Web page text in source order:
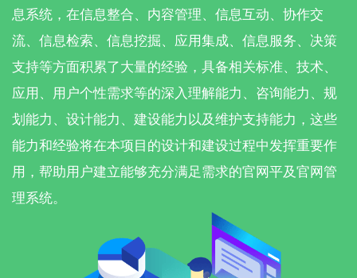
息系统，在信息整合、内容管理、信息互动、协作交
流、信息检索、信息挖掘、应用集成、信息服务、决策
支持等方面积累了大量的经验，具备相关标准、技术、
应用、用户个性需求等的深入理解能力、咨询能力、规
划能力、设计能力、建设能力以及维护支持能力，这些
能力和经验将在本项目的设计和建设过程中发挥重要作
用，帮助用户建立能够充分满足需求的官网平及官网管
理系统。